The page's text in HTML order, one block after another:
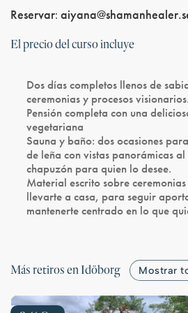
Reservar:
El precio del curso incluye
Dos días completosllenos de
ceremonias y procesos visionarios.
Pensión completa con una
vegetariana
Sauna y baño: dos ocasiones
de leña con vistas panorámicas
chapuzón para quien lo desee.
Material escrito sobre
llevarte a casa, para seguir
mantenerte centrado en lo que
Más retiros en Idöborg Mostrar